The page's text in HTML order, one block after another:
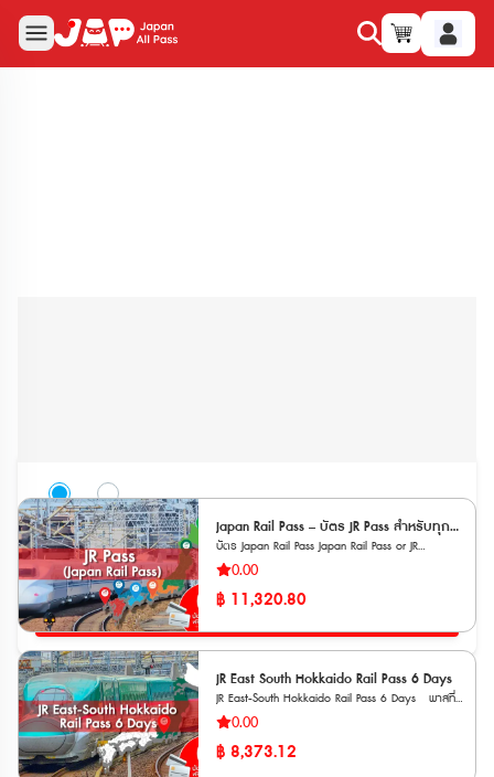
ค้นหา
Japan Rail Pass – บัตร JR Pass สำหรับทุก
ภูมิภาคในญี่ปุ่น
บัตร Japan Rail Pass Japan Rail Pass or JR
Nationwide Pass สำหรับทุกภูมิภาคในญี่ปุ่น (ตั๋วรถไฟ
ใช้ได้ทั่วประเทศญี่ปุ่น ) เหมาะสำหรับนักท่องเที่ยวที่เดินทาง
ไกลข้ามภูมิภาคในประเทศญี่ปุ่น ให้สิทธิ์สำหรับนักท่องเที่ยว
ชั่วคราว สามารถพำนักอยู่ในประเทศญี่ปุ่น 15 วัน / 90
วันเท่านั้น ตั๋วชนิดนี้ใช้รถไฟในเครือของบริษัท JR ทั่ว
ประเทศญี่ปุ่นได้โดยไม่จำกัดครั้ง ภายใน 7,14 และ 21 วัน
**เวาเชอร์กระดาษ จัดส่งทาง EMS ฟรี ภายใน 3 วัน
ทำการ** ต้องนำเวาเชอร์ ไปแลกพาสตัวจริงที่สถานี JR
หลักในญี่ปุ่น ภายใน 90 วันหลังจากวันที่ซื้อ ** ตั๋วจะจัด
ส่งเฉพาะวันทำการ (ไม่รวมวันหยุดนักขัตฤกษ์ วันศุกร์ และ
วันเสาร์-อาทิตย์)
0.00
฿ 11,320.80
JR East South Hokkaido Rail Pass 6 Days
JR East-South Hokkaido Rail Pass 6 Days พาสที่
สามารถโดยสารรถไฟแบบไม่จำกัดเที่ยว เหมาะมากสำหรับ
คนที่มีแพลนการเดินทางระหว่าง Tokyo – Hokkaido ซึ่ง
จะช่วยให้สามารถแวะเที่ยวระหว่างทางในเขตต่าง ๆ ได้
0.00
฿8,373.12